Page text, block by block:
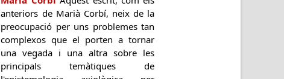
anteriors de Marià Corbí, neix de la
preocupació per uns problemes tan
complexos que el porten a tornar
una vegada i una altra sobre les
principals temàtiques de